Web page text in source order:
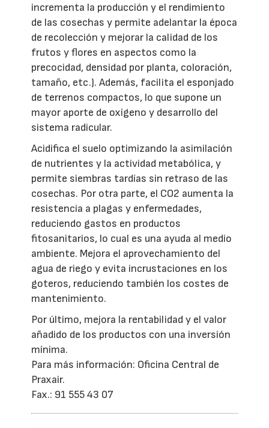
incrementa la producción y el rendimiento
de las cosechas y permite adelantar la época
de recolección y mejorar la calidad de los
frutos y flores en aspectos como la
precocidad, densidad por planta, coloración,
tamaño, etc.). Además, facilita el esponjado
de terrenos compactos, lo que supone un
mayor aporte de oxígeno y desarrollo del
sistema radicular.
Acidifica el suelo optimizando la asimilación
de nutrientes y la actividad metabólica, y
permite siembras tardías sin retraso de las
cosechas. Por otra parte, el CO2 aumenta la
resistencia a plagas y enfermedades,
reduciendo gastos en productos
fitosanitarios, lo cual es una ayuda al medio
ambiente. Mejora el aprovechamiento del
agua de riego y evita incrustaciones en los
goteros, reduciendo también los costes de
mantenimiento.
Por último, mejora la rentabilidad y el valor
añadido de los productos con una inversión
mínima.
Para más información: Oficina Central de
Praxair.
Fax.: 91 555 43 07